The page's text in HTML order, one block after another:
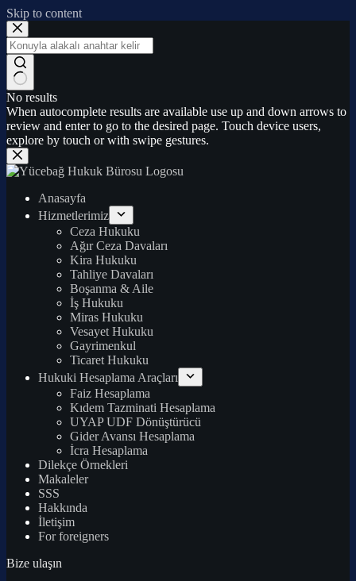
Skip to content
No results
When autocomplete results are available use up and down arrows to
review and enter to go to the desired page. Touch device users,
explore by touch or with swipe gestures.
Anasayfa
Hizmetlerimiz
Ceza Hukuku
Ağır Ceza Davaları
Kira Hukuku
Tahliye Davaları
Boşanma & Aile
İş Hukuku
Miras Hukuku
Vesayet Hukuku
Gayrimenkul
Ticaret Hukuku
Hukuki Hesaplama Araçları
Faiz Hesaplama
Kıdem Tazminati Hesaplama
UYAP UDF Dönüştürücü
Gider Avansı Hesaplama
İcra Hesaplama
Dilekçe Örnekleri
Makaleler
SSS
Hakkında
İletişim
For foreigners
Bize ulaşın